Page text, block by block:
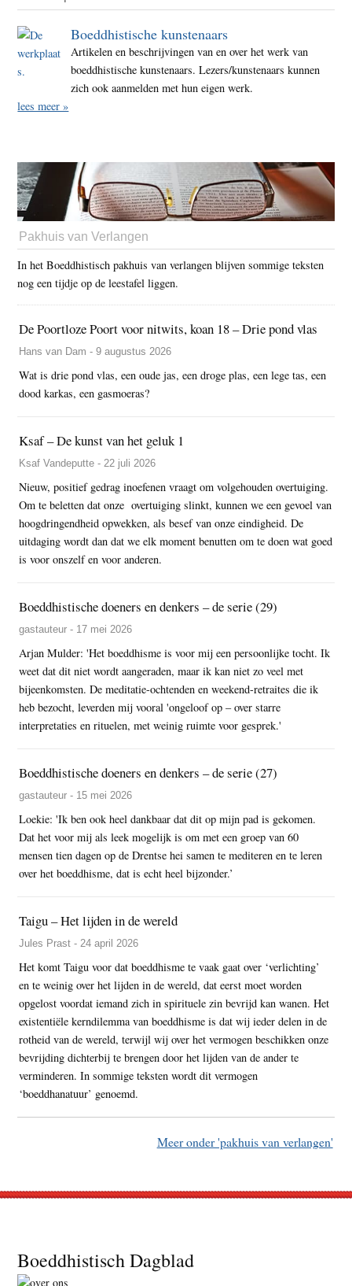
Boeddhistische kunstenaars
Artikelen en beschrijvingen van en over het werk van
boeddhistische kunstenaars. Lezers/kunstenaars kunnen
zich ook aanmelden met hun eigen werk.
lees meer »
Pakhuis van Verlangen
In het Boeddhistisch pakhuis van verlangen blijven sommige teksten
nog een tijdje op de leestafel liggen.
De Poortloze Poort voor nitwits, koan 18 – Drie pond vlas
Hans van Dam - 9 augustus 2026
Wat is drie pond vlas, een oude jas, een droge plas, een lege tas, een
dood karkas, een gasmoeras?
Ksaf – De kunst van het geluk 1
Ksaf Vandeputte - 22 juli 2026
Nieuw, positief gedrag inoefenen vraagt om volgehouden overtuiging.
Om te beletten dat onze overtuiging slinkt, kunnen we een gevoel van
hoogdringendheid opwekken, als besef van onze eindigheid. De
uitdaging wordt dan dat we elk moment benutten om te doen wat goed
is voor onszelf en voor anderen.
Boeddhistische doeners en denkers – de serie (29)
gastauteur - 17 mei 2026
Arjan Mulder: 'Het boeddhisme is voor mij een persoonlijke tocht. Ik
weet dat dit niet wordt aangeraden, maar ik kan niet zo veel met
bijeenkomsten. De meditatie-ochtenden en weekend-retraites die ik
heb bezocht, leverden mij vooral 'ongeloof op – over starre
interpretaties en rituelen, met weinig ruimte voor gesprek.'
Boeddhistische doeners en denkers – de serie (27)
gastauteur - 15 mei 2026
Loekie: 'Ik ben ook heel dankbaar dat dit op mijn pad is gekomen.
Dat het voor mij als leek mogelijk is om met een groep van 60
mensen tien dagen op de Drentse hei samen te mediteren en te leren
over het boeddhisme, dat is echt heel bijzonder.’
Taigu – Het lijden in de wereld
Jules Prast - 24 april 2026
Het komt Taigu voor dat boeddhisme te vaak gaat over ‘verlichting’
en te weinig over het lijden in de wereld, dat eerst moet worden
opgelost voordat iemand zich in spirituele zin bevrijd kan wanen. Het
existentiële kerndilemma van boeddhisme is dat wij ieder delen in de
rotheid van de wereld, terwijl wij over het vermogen beschikken onze
bevrijding dichterbij te brengen door het lijden van de ander te
verminderen. In sommige teksten wordt dit vermogen
‘boeddhanatuur’ genoemd.
Meer onder 'pakhuis van verlangen'
Footer
Boeddhistisch Dagblad